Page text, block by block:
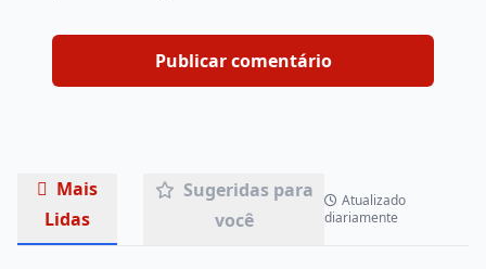
Mais
Lidas
Sugeridas para
você
Atualizado
diariamente